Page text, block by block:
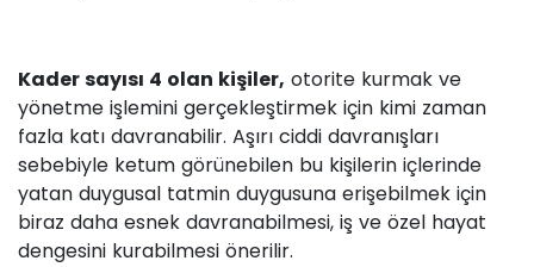
Kader sayısı 4 olan kişiler, otorite kurmak ve
yönetme işlemini gerçekleştirmek için kimi zaman
fazla katı davranabilir. Aşırı ciddi davranışları
sebebiyle ketum görünebilen bu kişilerin içlerinde
yatan duygusal tatmin duygusuna erişebilmek için
biraz daha esnek davranabilmesi, iş ve özel hayat
dengesini kurabilmesi önerilir.